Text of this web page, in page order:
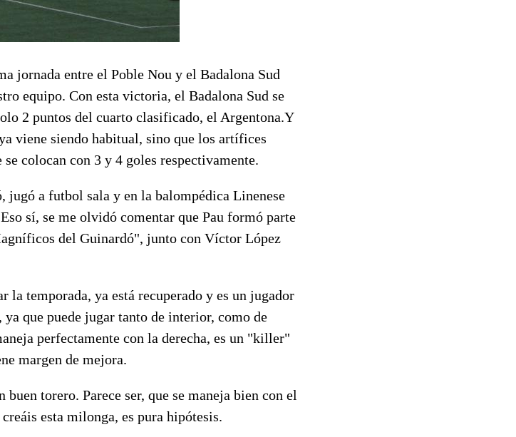
jornada entre el Poble Nou y el Badalona Sud
equipo. Con esta victoria, el Badalona Sud se
2 puntos del cuarto clasificado, el Argentona.Y
viene siendo habitual, sino que los artífices
colocan con 3 y 4 goles respectivamente.
a futbol sala y en la balompédica Linenese
sí, se me olvidó comentar que Pau formó parte
del Guinardó", junto con Víctor López
la temporada, ya está recuperado y es un jugador
que puede jugar tanto de interior, como de
perfectamente con la derecha, es un "killer"
margen de mejora.
torero. Parece ser, que se maneja bien con el
esta milonga, es pura hipótesis.